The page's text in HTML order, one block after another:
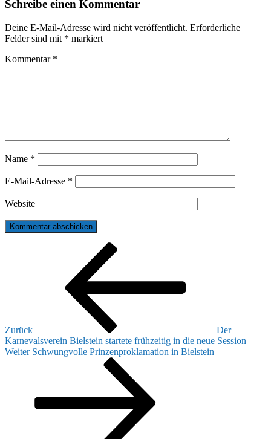
Schreibe einen Kommentar
Deine E-Mail-Adresse wird nicht veröffentlicht. Erforderliche
Felder sind mit * markiert
Kommentar *
Name *
E-Mail-Adresse *
Website
Beitragsnavigation
Zurück
Der
Karnevalsverein Bielstein startete frühzeitig in die neue Session
Nächster
Weiter Schwungvolle Prinzenproklamation in Bielstein